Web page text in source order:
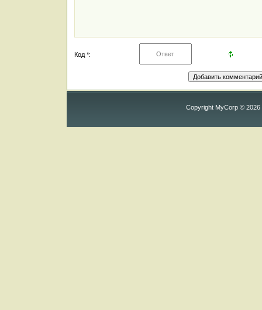
Код *:
Copyright MyCorp © 2026